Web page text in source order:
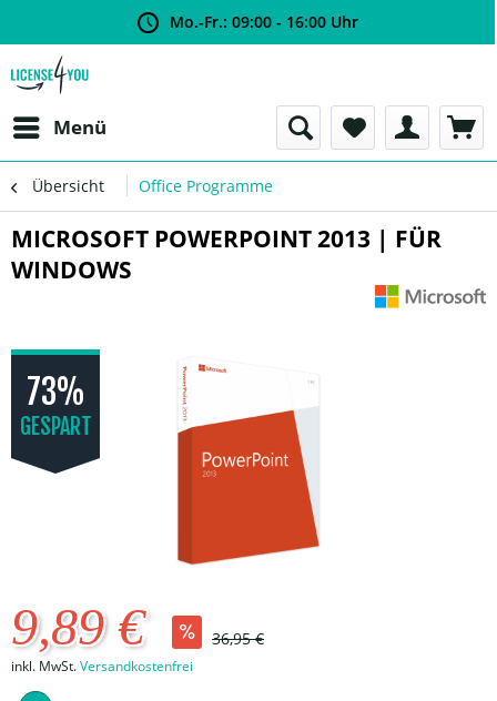
Mo.-Fr.: 09:00 - 16:00 Uhr
Menü
Übersicht Office Programme
MICROSOFT POWERPOINT 2013 | FÜR
WINDOWS
73%
GESPART
9,89 € 36,95 €
inkl. MwSt.Versandkostenfrei